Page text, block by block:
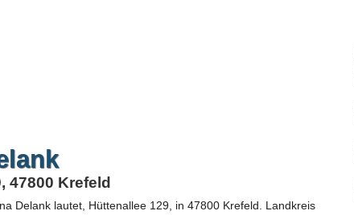
47800 Krefeld
Delanklautet, Hüttenallee 129, in 47800 Krefeld. Landkreis